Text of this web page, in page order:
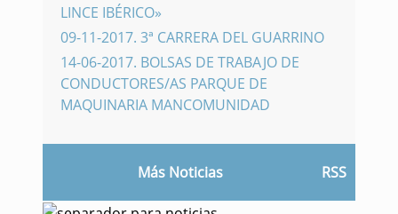
LINCE IBÉRICO»
09-11-2017. 3ª CARRERA DEL GUARRINO
14-06-2017. BOLSAS DE TRABAJO DE
CONDUCTORES/AS PARQUE DE
MAQUINARIA MANCOMUNIDAD
Más Noticias RSS